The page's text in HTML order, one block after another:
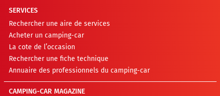
SERVICES
Rechercher une aire de services
Acheter un camping-car
La cote de l’occasion
Rechercher une fiche technique
Annuaire des professionnels du camping-car
CAMPING-CAR MAGAZINE